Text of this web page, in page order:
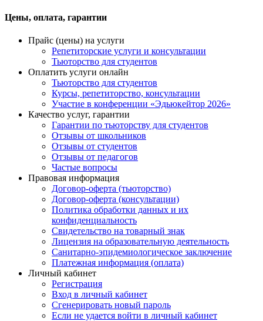
Цены, оплата, гарантии
Прайс (цены) на услуги
Репетиторские услуги и консультации
Тьюторство для студентов
Оплатить услуги онлайн
Тьюторство для студентов
Курсы, репетиторство, консультации
Участие в конференции «Эдьюкейтор 2026»
Качество услуг, гарантии
Гарантии по тьюторству для студентов
Отзывы от школьников
Отзывы от студентов
Отзывы от педагогов
Частые вопросы
Правовая информация
Договор-оферта (тьюторство)
Договор-оферта (консультации)
Политика обработки данных и их
конфиденциальность
Свидетельство на товарный знак
Лицензия на образовательную деятельность
Санитарно-эпидемиологическое заключение
Платежная информация (оплата)
Личный кабинет
Регистрация
Вход в личный кабинет
Сгенерировать новый пароль
Если не удается войти в личный кабинет